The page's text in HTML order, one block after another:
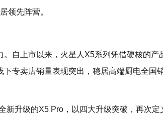
领先阵营。
自上市以来，火星人X5系列凭借硬核的产
专卖店销量表现突出，稳居高端厨电全国
升级的X5 Pro，以四大升级突破，再次定